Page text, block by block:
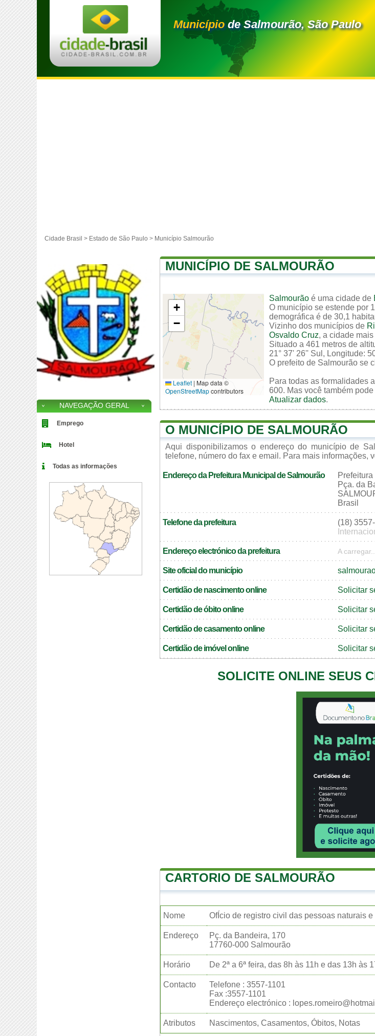
Municípiode Salmourão, São Paulo
Cidade Brasil > Estado de São Paulo > Município Salmourão
MUNICÍPIO DE SALMOURÃO
+
−
Leaflet | Map data ©
OpenStreetMapcontributors
Salmourão é uma cidade de
O município se estende por
demográfica é de 30,1
Vizinho dos municípios de
Osvaldo Cruz, a cidade
Situado a 461 metros de
21° 37' 26'' Sul, Longitude:
O prefeito de Salmourão se
Para todas as formalidades
600. Mas você também
Atualizar dados.
O MUNICÍPIO DE SALMOURÃO
Aqui disponibilizamos o endereço do município de
telefone, número do fax e email. Para mais informações,
Endereço da Prefeitura Municipal de Salmourão
Pça. da
Brasil
Telefone da prefeitura
(18)
Endereço electrónico da prefeitura A
Site oficial do município
Certidão de nascimento online Solicitar
Certidão de óbito online Solicitar
Certidão de casamento online Solicitar
Certidão de imóvel online Solicitar
SOLICITE ONLINE SEUS
CARTORIO DE SALMOURÃO
Nome OfÍcio de registro civil das pessoas naturais
Endereço
Pç. da Bandeira, 170
17760-000 Salmourão
Horário De 2ª a 6ª feira, das 8h às 11h e das 13h às
Contacto
Telefone : 3557-1101
Fax :3557-1101
Endereço electrónico :
Atributos Nascimentos, Casamentos, Óbitos, Notas
NAVEGAÇÃO GERAL
Emprego
Hotel
Todas as informações